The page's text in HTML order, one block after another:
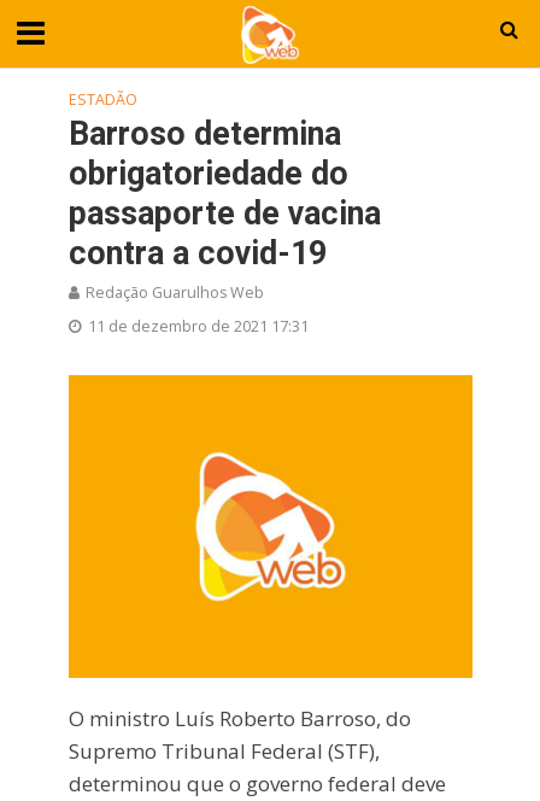
ESTADÃO
Barroso determina
obrigatoriedade do
passaporte de vacina
contra a covid-19
Redação Guarulhos Web
11 de dezembro de 2021 17:31
O ministro Luís Roberto Barroso, do
Supremo Tribunal Federal (STF),
determinou que o governo federal deve